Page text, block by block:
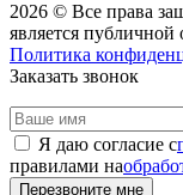
2026 © Все права
является публичной
Политика
Заказать звонок
Я даю согласие с
правилами на
Перезвоните мне